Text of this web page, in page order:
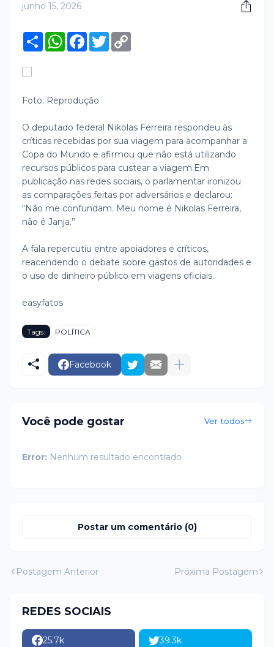
junho 15, 2026
S
h
W
h
p
F
o
k
T
w
Foto: Reprodução
O deputado federal Nikolas Ferreira respondeu às
críticas recebidas por sua viagem para acompanhar a
Copa do Mundo e afirmou que não está utilizando
recursos públicos para custear a viagem.Em
publicação nas redes sociais, o parlamentar ironizou
as comparações feitas por adversários e declarou:
“Não me confundam. Meu nome é Nikolas Ferreira,
não é Janja.”
A fala repercutiu entre apoiadores e críticos,
reacendendo o debate sobre gastos de autoridades e
o uso de dinheiro público em viagens oficiais.
easyfatos
Tags: POLÍTICA
Facebook
Você pode gostar Ver todos
Error: Nenhum resultado encontrado
Postar um comentário (0)
Postagem Anterior Próxima Postagem
REDES SOCIAIS
25.7k 39.3k